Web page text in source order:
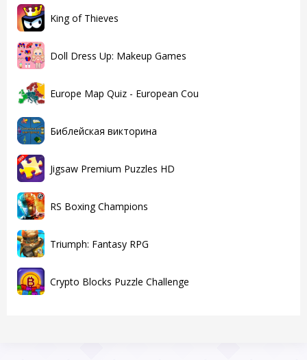
King of Thieves
Doll Dress Up: Makeup Games
Europe Map Quiz - European Cou
Библейская викторина
Jigsaw Premium Puzzles HD
RS Boxing Champions
Triumph: Fantasy RPG
Crypto Blocks Puzzle Challenge